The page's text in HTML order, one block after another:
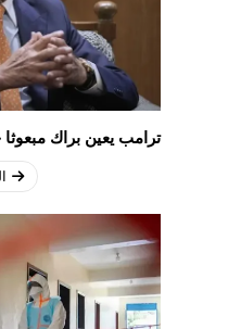
ترامب يعين براك